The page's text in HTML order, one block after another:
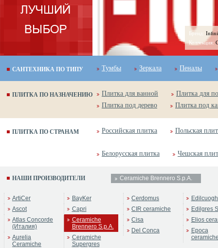
Concrete
Бренд:
Коллекция:
САНТЕХНИКА ПО ТИПУ Тумбы Зеркала Пеналы
ПЛИТКА ПО НАЗНАЧЕНИЮ Плитка для ванной
Плитка для
Плитка под дерево
Плитка под
ПЛИТКА ПО СТРАНАМ Российская плитка Польская
Белорусская плитка Чешская
НАШИ ПРОИЗВОДИТЕЛИ Ceramiche Brennero S.p.A.
ArtiCer
Ascot
Atlas Concorde
(Италия)
Aurelia
Ceramiche
BayKer
Capri
Ceramiche
Brennero S.p.A.
Ceramiche
Supergres
Cerdomus
CIR ceramiche
Cisa
Del Conca
Edilgres
Elios
Epoca